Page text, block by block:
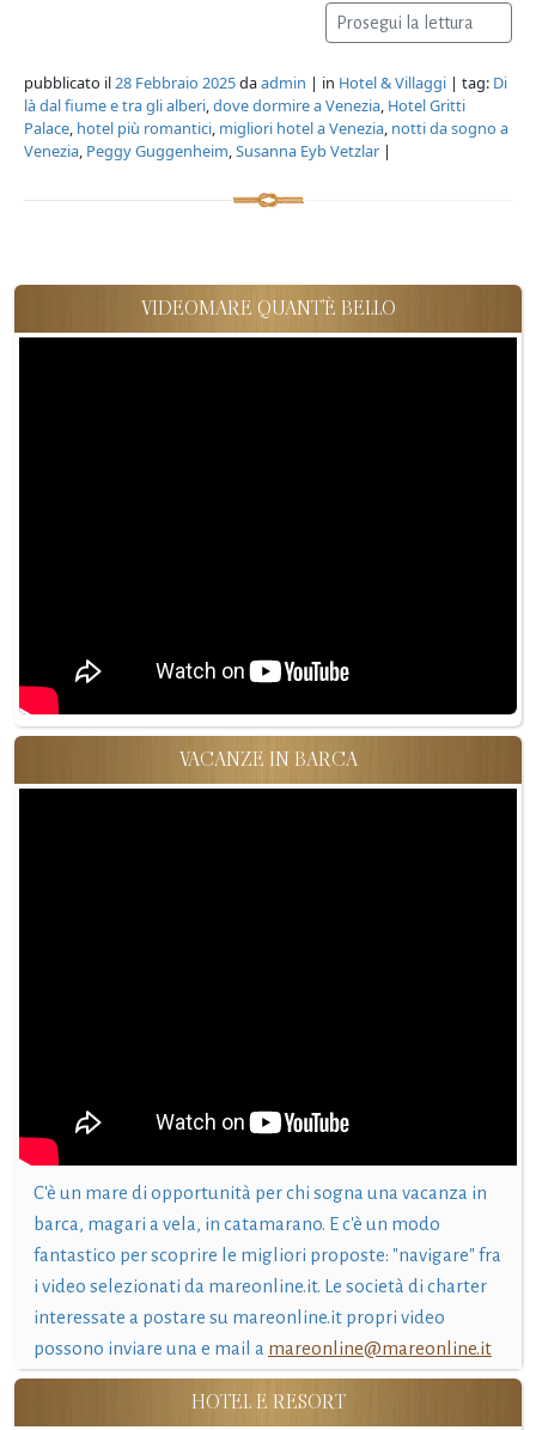
Prosegui la lettura
pubblicato il28 Febbraio 2025daadmin | in Hotel & Villaggi | tag: Di
là dal fiume e tra gli alberi,dove dormire a Venezia, Hotel Gritti
Palace, hotel più romantici, migliori hotel a Venezia, notti da sogno a
Venezia, Peggy Guggenheim,Susanna Eyb Vetzlar |
VIDEOMARE QUANT'È BELLO
VACANZE IN BARCA
C'è un mare di opportunità per chi sogna una vacanza in
barca, magari a vela, in catamarano. E c'è un modo
fantastico per scoprire le migliori proposte: "navigare" fra
i video selezionati da mareonline.it. Le società di charter
interessate a postare su mareonline.it propri video
possono inviare una e mail a mareonline@mareonline.it
HOTEL E RESORT